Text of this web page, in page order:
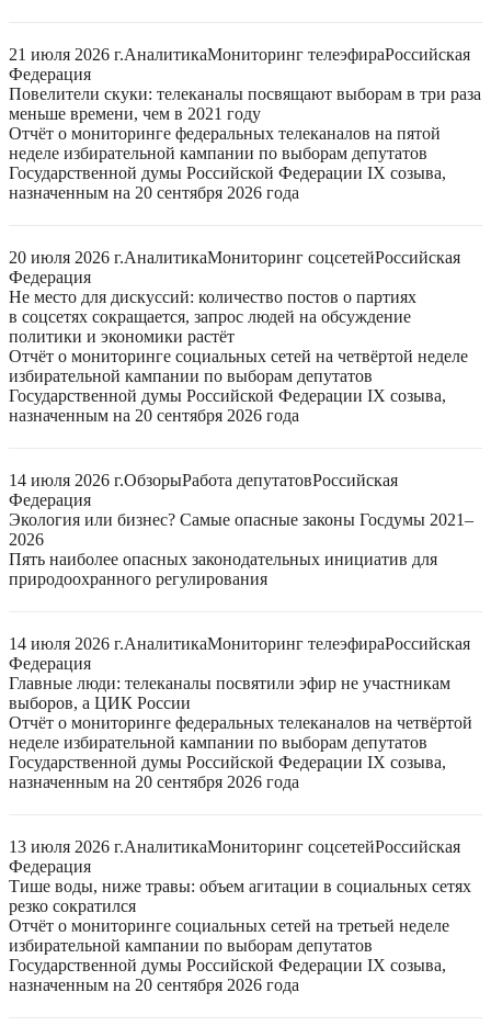
21 июля 2026 г.АналитикаМониторинг телеэфираРоссийская
Федерация
Повелители скуки: телеканалы посвящают выборам в три раза
меньше времени, чем в 2021 году
Отчёт о мониторинге федеральных телеканалов на пятой
неделе избирательной кампании по выборам депутатов
Государственной думы Российской Федерации IX созыва,
назначенным на 20 сентября 2026 года
20 июля 2026 г.АналитикаМониторинг соцсетейРоссийская
Федерация
Не место для дискуссий: количество постов о партиях
в соцсетях сокращается, запрос людей на обсуждение
политики и экономики растёт
Отчёт о мониторинге социальных сетей на четвёртой неделе
избирательной кампании по выборам депутатов
Государственной думы Российской Федерации IX созыва,
назначенным на 20 сентября 2026 года
14 июля 2026 г.ОбзорыРабота депутатовРоссийская
Федерация
Экология или бизнес? Самые опасные законы Госдумы 2021–
2026
Пять наиболее опасных законодательных инициатив для
природоохранного регулирования
14 июля 2026 г.АналитикаМониторинг телеэфираРоссийская
Федерация
Главные люди: телеканалы посвятили эфир не участникам
выборов, а ЦИК России
Отчёт о мониторинге федеральных телеканалов на четвёртой
неделе избирательной кампании по выборам депутатов
Государственной думы Российской Федерации IX созыва,
назначенным на 20 сентября 2026 года
13 июля 2026 г.АналитикаМониторинг соцсетейРоссийская
Федерация
Тише воды, ниже травы: объем агитации в социальных сетях
резко сократился
Отчёт о мониторинге социальных сетей на третьей неделе
избирательной кампании по выборам депутатов
Государственной думы Российской Федерации IX созыва,
назначенным на 20 сентября 2026 года